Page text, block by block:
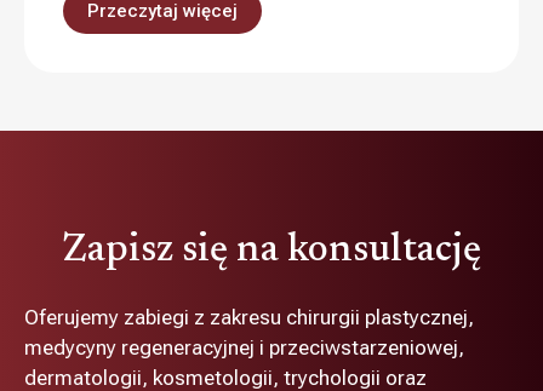
Przeczytaj więcej
Zapisz się na konsultację
Oferujemy zabiegi z zakresu chirurgii plastycznej,
medycyny regeneracyjnej i przeciwstarzeniowej,
dermatologii, kosmetologii, trychologii oraz